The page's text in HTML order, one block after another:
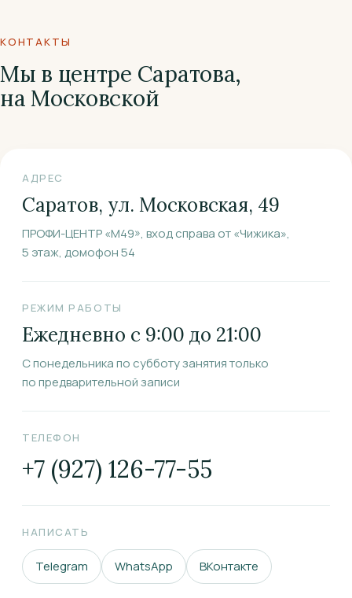
КОНТАКТЫ
Мы в центре Саратова,
на Московской
АДРЕС
Саратов, ул. Московская, 49
ПРОФИ-ЦЕНТР «М49», вход справа от «Чижика»,
5 этаж, домофон 54
РЕЖИМ РАБОТЫ
Ежедневно с 9:00 до 21:00
С понедельника по субботу занятия только
по предварительной записи
ТЕЛЕФОН
+7 (927) 126-77-55
НАПИСАТЬ
Telegram WhatsApp ВКонтакте